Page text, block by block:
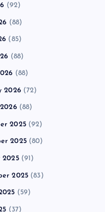
(92)
(88)
(85)
(88)
(88)
2026(72)
(88)
2025(92)
2025(80)
2025(91)
2025 (83)
(59)
(37)